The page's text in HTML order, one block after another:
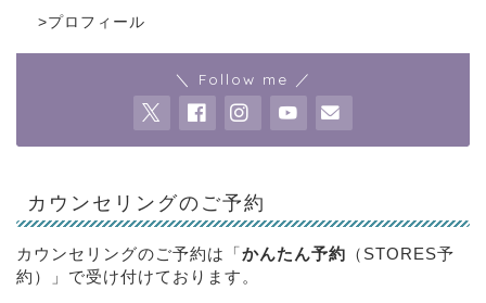
>プロフィール
＼ Follow me ／
カウンセリングのご予約
カウンセリングのご予約は「かんたん予約 （STORES予
約）」で受け付けております。